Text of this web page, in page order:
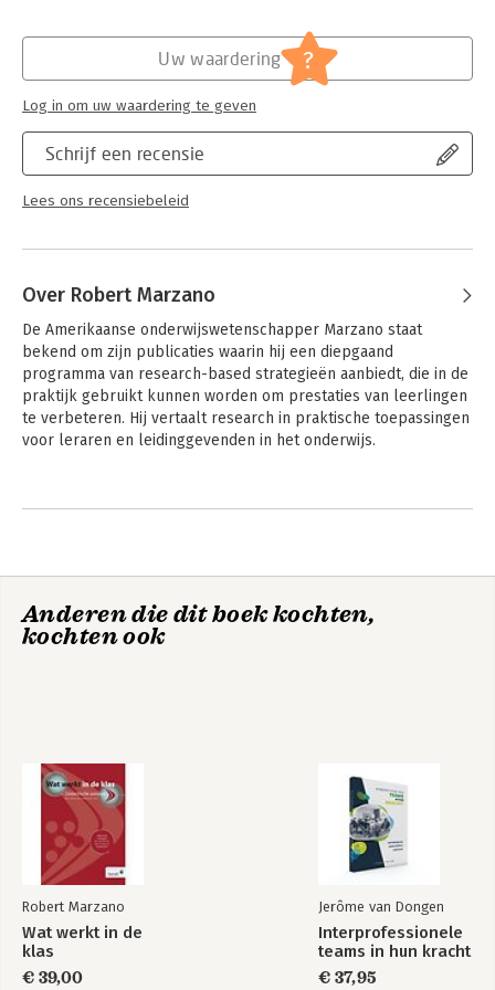
Schrijf een recensie
Lees ons recensiebeleid
Uw waardering ?
Log in om uw waardering te geven
Over Robert Marzano
De Amerikaanse onderwijswetenschapper Marzano staat
bekend om zijn publicaties waarin hij een diepgaand
programma van research-based strategieën aanbiedt, die in de
praktijk gebruikt kunnen worden om prestaties van leerlingen
te verbeteren. Hij vertaalt research in praktische toepassingen
voor leraren en leidinggevenden in het onderwijs.
Andere boeken door Robert
Classroom
Management That
Works
Bekijk alle boeken
Anderen die dit boek kochten,
kochten ook
Robert Marzano
Wat werkt in de
klas
€ 39,00
Jerôme van Dongen
Interprofessionele
teams in hun kracht
€ 37,95